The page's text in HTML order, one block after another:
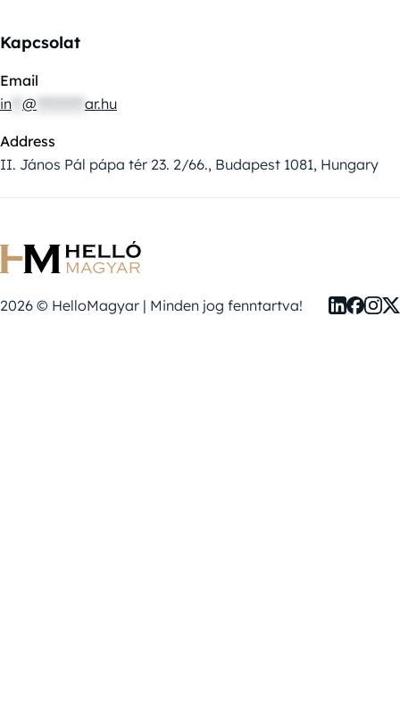
Kapcsolat
Email
in @ ar.hu
Address
II. János Pál pápa tér 23. 2/66., Budapest 1081, Hungary
2026 © HelloMagyar | Minden jog fenntartva!